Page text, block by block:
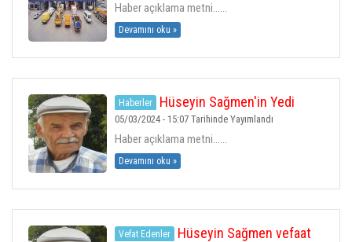
ÇORUM HABER
Haber açıklama metni......
Devamını oku »
Haberler
Hüseyin Sağmen'in Yedi
Lokması verilecektir.
05/03/2024 - 15:07 Tarihinde Yayımlandı
Haber açıklama metni......
Devamını oku »
Vefat Edenler
Hüseyin Sağmen vefaat